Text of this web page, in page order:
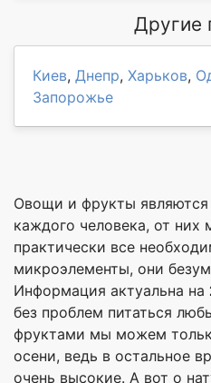
Другие
Киев, Днепр, Харьков,
Запорожье
Овощи и фрукты являются
каждого человека, от них
практически все
микроэлементы, они
Информация актуальна на
без проблем питаться
фруктами мы можем
осени, ведь в остальное
очень высокие. А вот о